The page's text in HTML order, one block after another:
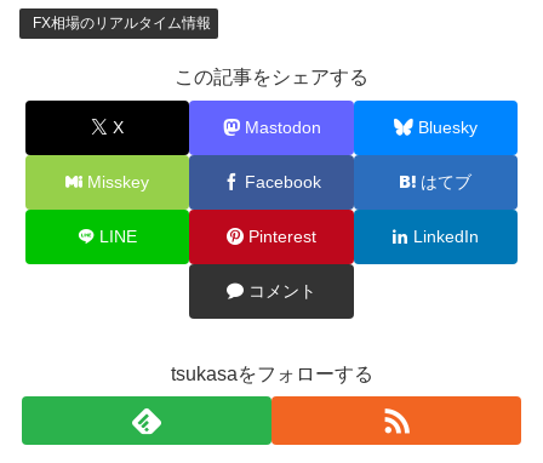
FX相場のリアルタイム情報
この記事をシェアする
X Mastodon Bluesky
Misskey Facebook はてブ
LINE Pinterest LinkedIn
コメント
tsukasaをフォローする